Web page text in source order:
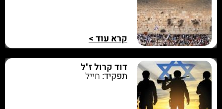
קרא עוד >
דוד קרול ז"ל
תפקיד: חייל